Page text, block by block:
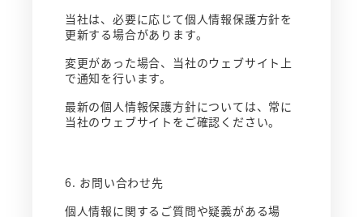
当社は、必要に応じて個人情報保護方針を
更新する場合があります。
変更があった場合、当社のウェブサイト上
で通知を行います。
最新の個人情報保護方針については、常に
当社のウェブサイトをご確認ください。
6. お問い合わせ先
個人情報に関するご質問や疑義がある場